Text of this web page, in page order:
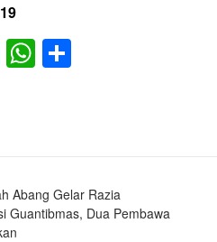
19
Telegram
WhatsApp
Abang Gelar Razia
Guantibmas, Dua Pembawa